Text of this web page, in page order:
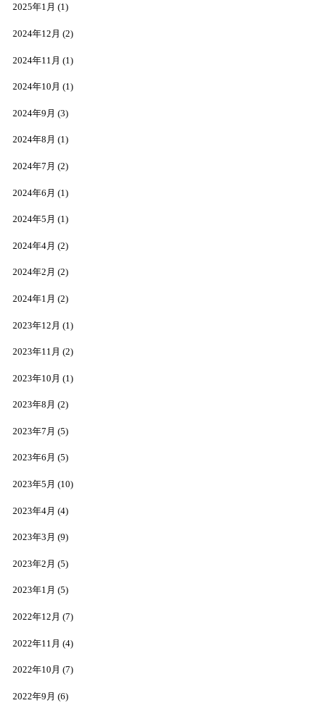
2025年1月 (1)
2024年12月 (2)
2024年11月 (1)
2024年10月 (1)
2024年9月 (3)
2024年8月 (1)
2024年7月 (2)
2024年6月 (1)
2024年5月 (1)
2024年4月 (2)
2024年2月 (2)
2024年1月 (2)
2023年12月 (1)
2023年11月 (2)
2023年10月 (1)
2023年8月 (2)
2023年7月 (5)
2023年6月 (5)
2023年5月 (10)
2023年4月 (4)
2023年3月 (9)
2023年2月 (5)
2023年1月 (5)
2022年12月 (7)
2022年11月 (4)
2022年10月 (7)
2022年9月 (6)